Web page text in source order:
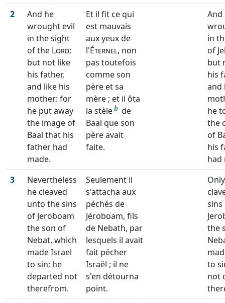
2
And he
wrought evil
in the sight
of the Lord;
but not like
his father,
and like his
mother: for
he put away
the image of
Baal that his
father had
made.
Et il fit ce qui
est mauvais
aux yeux de
l'Éternel, non
pas toutefois
comme son
père et sa
mère ; et il ôta
la stèleb de
Baal que son
père avait
faite.
And
in
of
but
his
and
he
the
of
his
had
3
Nevertheless
he cleaved
unto the sins
of Jeroboam
the son of
Nebat, which
made Israel
to sin; he
departed not
therefrom.
Seulement il
s'attacha aux
péchés de
Jéroboam, fils
de Nebath, par
lesquels il avait
fait pécher
Israël ; il ne
s'en détourna
point.
sins
the
to
not